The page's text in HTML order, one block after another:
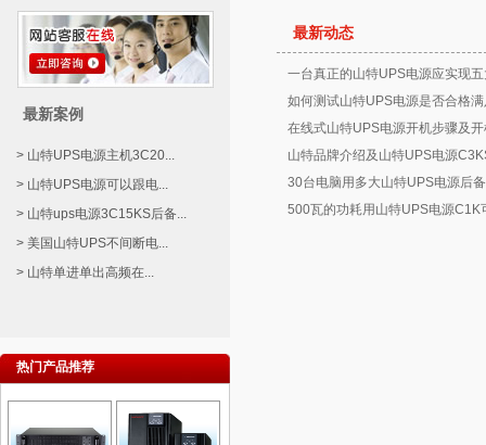
最新案例
> 山特UPS电源主机3C20...
> 山特UPS电源可以跟电...
> 山特ups电源3C15KS后备...
> 美国山特UPS不间断电...
> 山特单进单出高频在...
热门产品推荐
最新动态
一台真正的山特UPS电源应实现
如何测试山特UPS电源是否合格
在线式山特UPS电源开机步骤及
山特品牌介绍及山特UPS电源
30台电脑用多大山特UPS电源后备
500瓦的功耗用山特UPS电源C1K